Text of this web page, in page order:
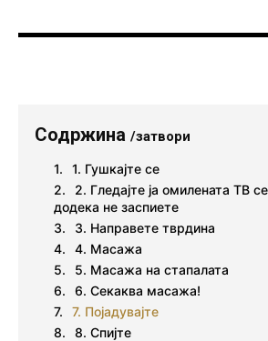
Содржина /затвори
1. Гушкајте се
2. Гледајте ја омилената ТВ
додека не заспиете
3. Направете тврдина
4. Масажа
5. Масажа на стапалата
6. Секаква масажа!
7. Појадувајте
8. Спијте